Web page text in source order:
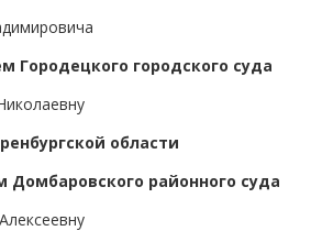
Городецкого городского суда
области
Домбаровского районного суда